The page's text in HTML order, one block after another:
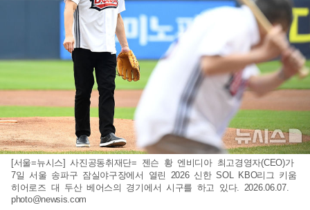
[서울=뉴시스] 사진공동취재단= 젠슨 황 엔비디아 최고경영자(CEO)가
7일 서울 송파구 잠실야구장에서 열린 2026 신한 SOL KBO리그 키움
히어로즈 대 두산 베어스의 경기에서 시구를 하고 있다. 2026.06.07.
photo@newsis.com